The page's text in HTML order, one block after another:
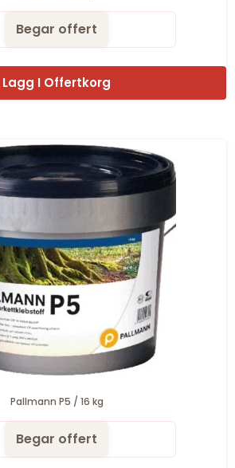
Begar offert
Lagg I Offertkorg
Pallmann P5 / 16 kg
Begar offert